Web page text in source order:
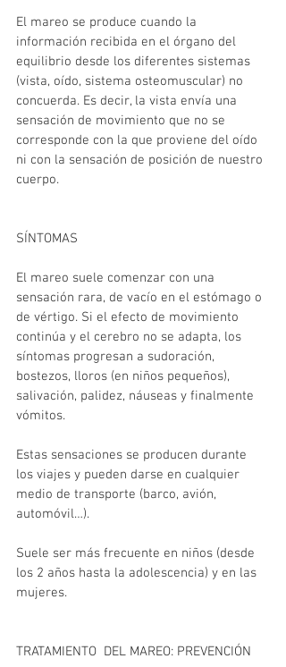
El mareo se produce cuando la
información recibida en el órgano del
equilibrio desde los diferentes sistemas
(vista, oído, sistema osteomuscular) no
concuerda. Es decir, la vista envía una
sensación de movimiento que no se
corresponde con la que proviene del oído
ni con la sensación de posición de nuestro
cuerpo.
SÍNTOMAS
El mareo suele comenzar con una
sensación rara, de vacío en el estómago o
de vértigo. Si el efecto de movimiento
continúa y el cerebro no se adapta, los
síntomas progresan a sudoración,
bostezos, lloros (en niños pequeños),
salivación, palidez, náuseas y finalmente
vómitos.
Estas sensaciones se producen durante
los viajes y pueden darse en cualquier
medio de transporte (barco, avión,
automóvil…).
Suele ser más frecuente en niños (desde
los 2 años hasta la adolescencia) y en las
mujeres.
TRATAMIENTO  DEL MAREO: PREVENCIÓN